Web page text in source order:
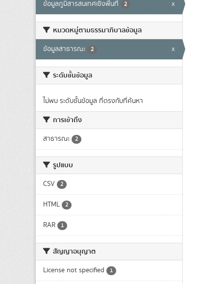
ข้อมูลภูมิสารสนเทศเชิงพื้นที่ 2 x
หมวดหมู่ตามธรรมาภิบาลข้อมูล
ข้อมูลสาธารณะ 2 x
ระดับชั้นข้อมูล
ไม่พบ ระดับชั้นข้อมูล ที่ตรงกับที่ค้นหา
การเข้าถึง
สาธารณะ 2
รูปแบบ
CSV 2
HTML 2
RAR 1
สัญญาอนุญาต
License not specified 1